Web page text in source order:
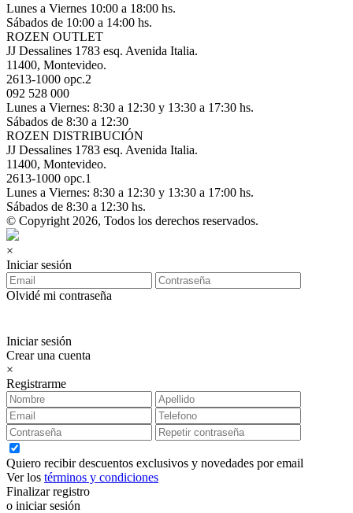
Lunes a Viernes 10:00 a 18:00 hs.
Sábados de 10:00 a 14:00 hs.
ROZEN OUTLET
JJ Dessalines 1783 esq. Avenida Italia.
11400, Montevideo.
2613-1000 opc.2
092 528 000
Lunes a Viernes: 8:30 a 12:30 y 13:30 a 17:30 hs.
Sábados de 8:30 a 12:30
ROZEN DISTRIBUCIÓN
JJ Dessalines 1783 esq. Avenida Italia.
11400, Montevideo.
2613-1000 opc.1
Lunes a Viernes: 8:30 a 12:30 y 13:30 a 17:00 hs.
Sábados de 8:30 a 12:30 hs.
© Copyright 2026, Todos los derechos reservados.
×
Iniciar sesión
Olvidé mi contraseña
Iniciar sesión
Crear una cuenta
×
Registrarme
Quiero recibir descuentos exclusivos y novedades por email
Ver los términos y condiciones
Finalizar registro
o iniciar sesión